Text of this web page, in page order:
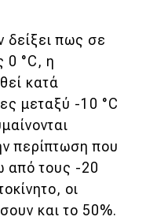
δείξει πως σε
0 °C, η
κατά
μεταξύ -10 °C
περίπτωση που
από τους -20
οι
και το 50%.